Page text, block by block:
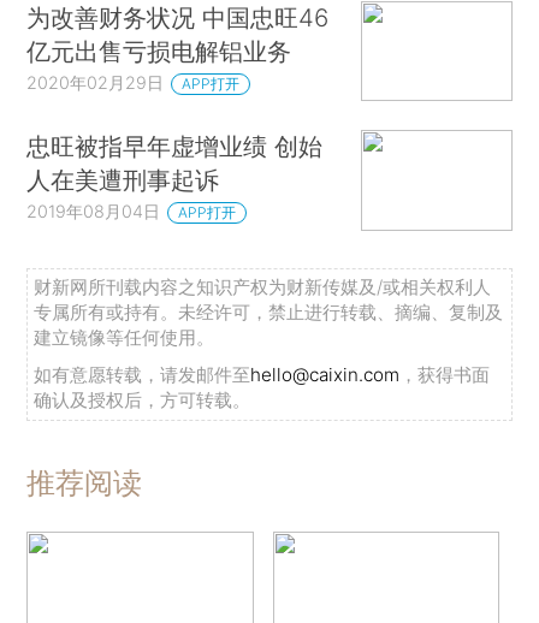
为改善财务状况 中国忠旺46
亿元出售亏损电解铝业务
2020年02月29日 APP打开
忠旺被指早年虚增业绩 创始
人在美遭刑事起诉
2019年08月04日 APP打开
财新网所刊载内容之知识产权为财新传媒及/或相关权利人
专属所有或持有。未经许可，禁止进行转载、摘编、复制及
建立镜像等任何使用。
如有意愿转载，请发邮件至hello@caixin.com ，获得书面
确认及授权后，方可转载。
推荐阅读